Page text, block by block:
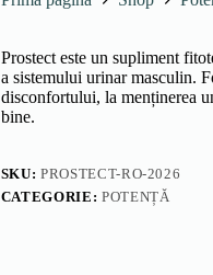
Prostect este un supliment
a sistemului urinar masculin.
disconfortului, la menținerea
bine.
SKU:PROSTECT-RO-2026
CATEGORIE: POTENȚĂ